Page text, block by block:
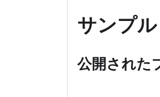
サンプル
公開された